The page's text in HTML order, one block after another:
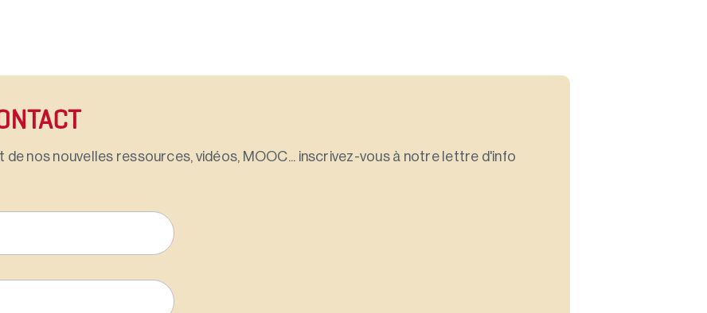
de nos nouvelles ressources, vidéos, MOOC... inscrivez-vous à notre lettre d'info